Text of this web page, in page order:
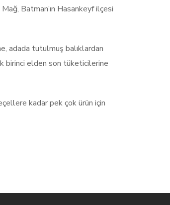
Batman’ın Hasankeyf ilçesi
adada tutulmuş balıklardan
birinci elden son tüketicilerine
kadar pek çok ürün için